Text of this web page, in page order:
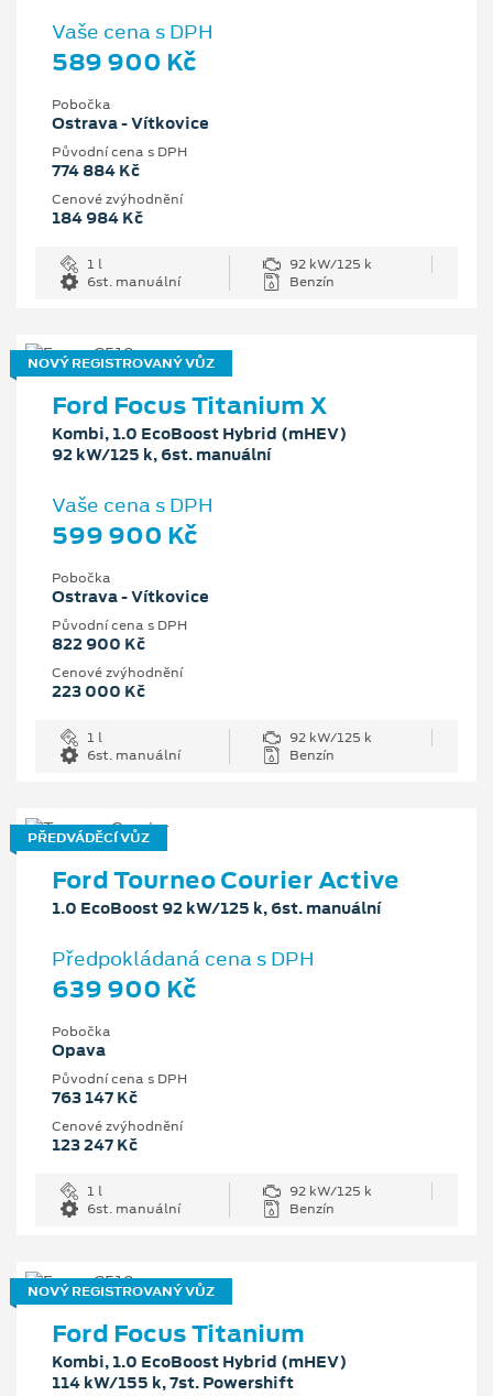
Vaše cena s DPH
589 900 Kč
Pobočka
Ostrava - Vítkovice
Původní cena s DPH
774 884 Kč
Cenové zvýhodnění
184 984 Kč
1 l
92 kW/125 k
6st. manuální
Benzín
NOVÝ REGISTROVANÝ VŮZ
Ford Focus Titanium X
Kombi, 1.0 EcoBoost Hybrid (mHEV)
92 kW/125 k, 6st. manuální
Vaše cena s DPH
599 900 Kč
Pobočka
Ostrava - Vítkovice
Původní cena s DPH
822 900 Kč
Cenové zvýhodnění
223 000 Kč
1 l
92 kW/125 k
6st. manuální
Benzín
PŘEDVÁDĚCÍ VŮZ
Ford Tourneo Courier Active
1.0 EcoBoost 92 kW/125 k, 6st. manuální
Předpokládaná cena s DPH
639 900 Kč
Pobočka
Opava
Původní cena s DPH
763 147 Kč
Cenové zvýhodnění
123 247 Kč
1 l
92 kW/125 k
6st. manuální
Benzín
NOVÝ REGISTROVANÝ VŮZ
Ford Focus Titanium
Kombi, 1.0 EcoBoost Hybrid (mHEV)
114 kW/155 k, 7st. Powershift